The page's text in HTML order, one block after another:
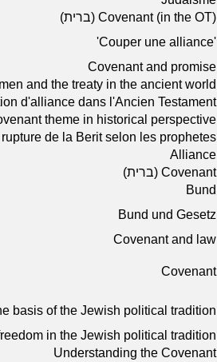
Covenant (in the OT) (ברית)
'Couper une alliance'
Covenant and promise
and the treaty in the ancient world
d'alliance dans l'Ancien Testament
theme in historical perspective
rupture de la Berit selon les prophetes
Alliance
Covenant (ברית)
Bund
Bund und Gesetz
Covenant and law
Covenant
basis of the Jewish political tradition
in the Jewish political tradition
Understanding the Covenant